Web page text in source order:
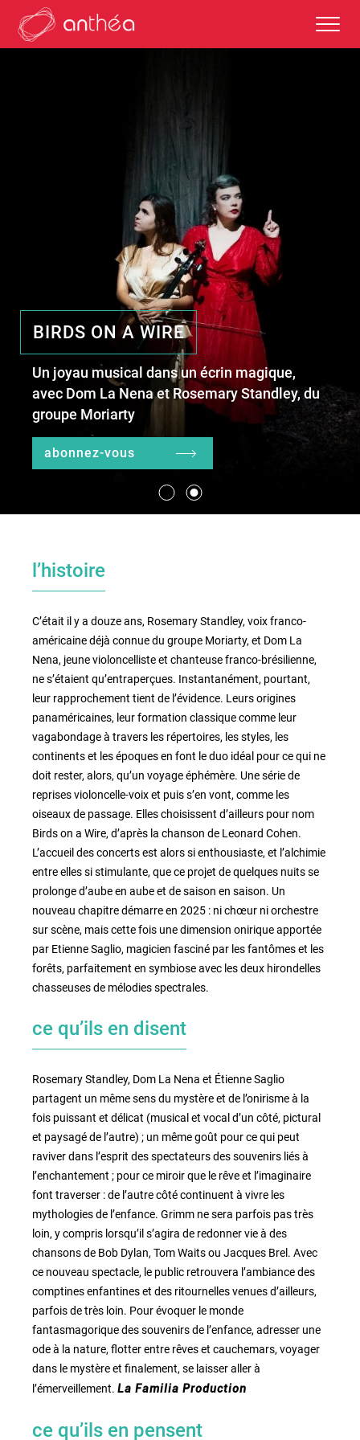
saison 2026-27
éditos
saisons passées
autour des représentations
scolaires et enseignements
partenaires culturels
l'équipe
partenaires et mécènes
BIRDS ON A WIRE
Un joyau musical dans un écrin magique,
avec Dom La Nena et Rosemary Standley, du
groupe Moriarty
abonnez-vous
l’histoire
C’était il y a douze ans, Rosemary Standley, voix franco-
américaine déjà connue du groupe Moriarty, et Dom La
Nena, jeune violoncelliste et chanteuse franco-brésilienne,
ne s’étaient qu’entraperçues. Instantanément, pourtant,
leur rapprochement tient de l’évidence. Leurs origines
panaméricaines, leur formation classique comme leur
vagabondage à travers les répertoires, les styles, les
continents et les époques en font le duo idéal pour ce qui ne
doit rester, alors, qu’un voyage éphémère. Une série de
reprises violoncelle-voix et puis s’en vont, comme les
oiseaux de passage. Elles choisissent d’ailleurs pour nom
Birds on a Wire, d’après la chanson de Leonard Cohen.
L’accueil des concerts est alors si enthousiaste, et l’alchimie
entre elles si stimulante, que ce projet de quelques nuits se
prolonge d’aube en aube et de saison en saison. Un
nouveau chapitre démarre en 2025 : ni chœur ni orchestre
sur scène, mais cette fois une dimension onirique apportée
par Etienne Saglio, magicien fasciné par les fantômes et les
forêts, parfaitement en symbiose avec les deux hirondelles
chasseuses de mélodies spectrales.
ce qu’ils en disent
Rosemary Standley, Dom La Nena et Étienne Saglio
partagent un même sens du mystère et de l’onirisme à la
fois puissant et délicat (musical et vocal d’un côté, pictural
et paysagé de l’autre) ; un même goût pour ce qui peut
raviver dans l’esprit des spectateurs des souvenirs liés à
l’enchantement ; pour ce miroir que le rêve et l’imaginaire
font traverser : de l’autre côté continuent à vivre les
mythologies de l’enfance. Grimm ne sera parfois pas très
loin, y compris lorsqu’il s’agira de redonner vie à des
chansons de Bob Dylan, Tom Waits ou Jacques Brel. Avec
ce nouveau spectacle, le public retrouvera l’ambiance des
comptines enfantines et des ritournelles venues d’ailleurs,
parfois de très loin. Pour évoquer le monde
fantasmagorique des souvenirs de l’enfance, adresser une
ode à la nature, flotter entre rêves et cauchemars, voyager
dans le mystère et finalement, se laisser aller à
l’émerveillement. La Familia Production
ce qu’ils en pensent